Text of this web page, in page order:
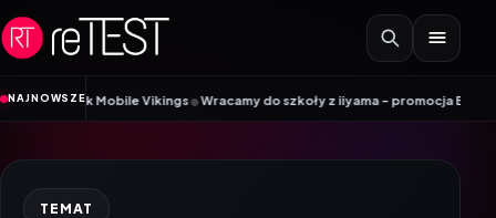
Przejdź do treści
NAJNOWSZE
Mobile Vikings•Wracamy do szkoły z iiyama – promocja Back to
TEMAT